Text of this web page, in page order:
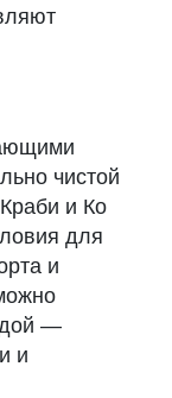
чистой
и Ко
для
и
—
и